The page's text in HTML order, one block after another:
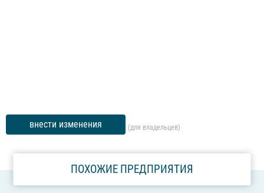
внести изменения (для владельцев)
ПОХОЖИЕ ПРЕДПРИЯТИЯ